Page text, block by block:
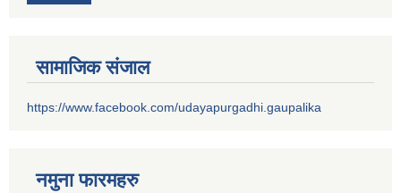
सामाजिक संजाल
https://www.facebook.com/udayapurgadhi.gaupalika
नमुना फारमहरु